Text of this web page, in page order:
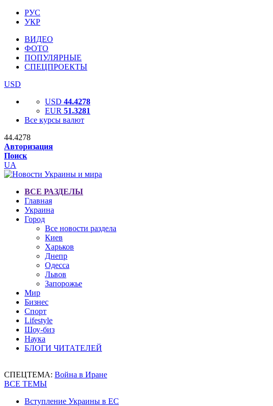
РУС
УКР
ВИДЕО
ФОТО
ПОПУЛЯРНЫЕ
СПЕЦПРОЕКТЫ
USD
USD 44.4278
EUR 51.3281
Все курсы валют
44.4278
Авторизация
Поиск
UA
ВСЕ РАЗДЕЛЫ
Главная
Украина
Город
Все новости раздела
Киев
Харьков
Днепр
Одесса
Львов
Запорожье
Мир
Бизнес
Спорт
Lifestyle
Шоу-биз
Наука
БЛОГИ ЧИТАТЕЛЕЙ
СПЕЦТЕМА: Война в Иране
ВСЕ ТЕМЫ
Вступление Украины в ЕС